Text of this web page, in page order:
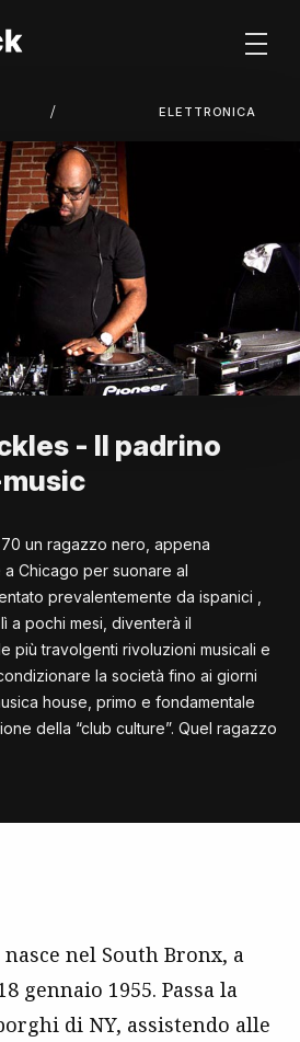
/ ELETTRONICA
- Il padrino
un ragazzo nero, appena
Chicago per suonare al
prevalentemente da ispanici ,
a pochi mesi, diventerà il
più travolgenti rivoluzioni musicali e
la società fino ai giorni
house, primo e fondamentale
della “club culture”. Quel ragazzo
nel South Bronx, a
gennaio 1955. Passa la
di NY, assistendo alle